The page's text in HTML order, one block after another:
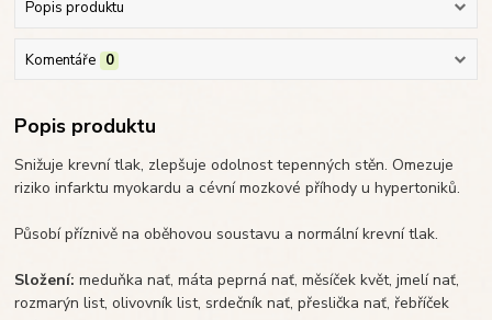
Popis produktu
Komentáře 0
Popis produktu
Snižuje krevní tlak, zlepšuje odolnost tepenných stěn. Omezuje
riziko infarktu myokardu a cévní mozkové příhody u hypertoniků.
Působí příznivě na oběhovou soustavu a normální krevní tlak.
Složení: meduňka nať, máta peprná nať, měsíček květ, jmelí nať,
rozmarýn list, olivovník list, srdečník nať, přeslička nať, řebříček